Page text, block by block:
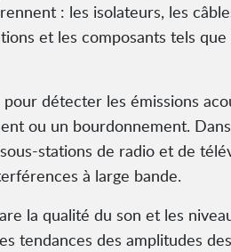
: les isolateurs, les
et les composants tels que
détecter les émissions
ou un bourdonnement.
stations de radio et de
à large bande.
la qualité du son et les
tendances des amplitudes